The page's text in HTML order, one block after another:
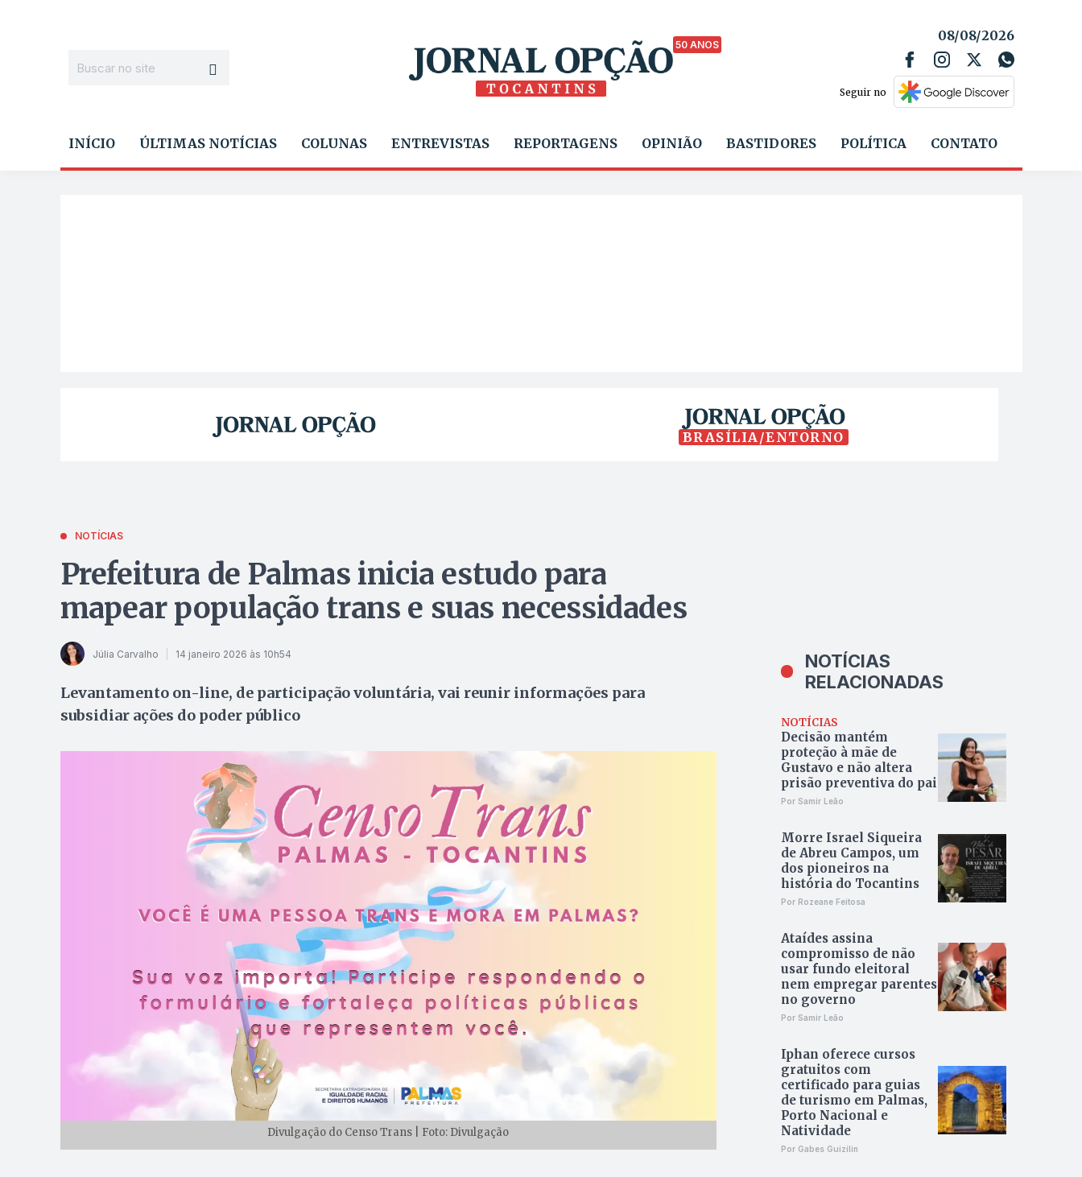
50 ANOS
08/08/2026
Seguir no
INÍCIO ÚLTIMAS NOTÍCIAS COLUNAS ENTREVISTAS REPORTAGENS OPINIÃO BASTIDORES POLÍTICA CONTATO
BRASÍLIA/ENTORNO
NOTÍCIAS
Prefeitura de Palmas inicia estudo para
mapear população trans e suas necessidades
Júlia Carvalho 14 janeiro 2026 às 10h54
Levantamento on-line, de participação voluntária, vai reunir informações para
subsidiar ações do poder público
Divulgação do Censo Trans | Foto: Divulgação
NOTÍCIAS
RELACIONADAS
NOTÍCIAS
Decisão mantém
proteção à mãe de
Gustavo e não altera
prisão preventiva do pai
Por Samir Leão
Morre Israel Siqueira
de Abreu Campos, um
dos pioneiros na
história do Tocantins
Por Rozeane Feitosa
Ataídes assina
compromisso de não
usar fundo eleitoral
nem empregar parentes
no governo
Por Samir Leão
Iphan oferece cursos
gratuitos com
certificado para guias
de turismo em Palmas,
Porto Nacional e
Natividade
Por Gabes Guizilin